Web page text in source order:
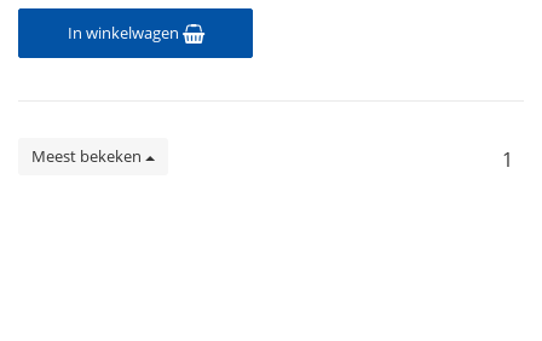
In winkelwagen
Meest bekeken 1